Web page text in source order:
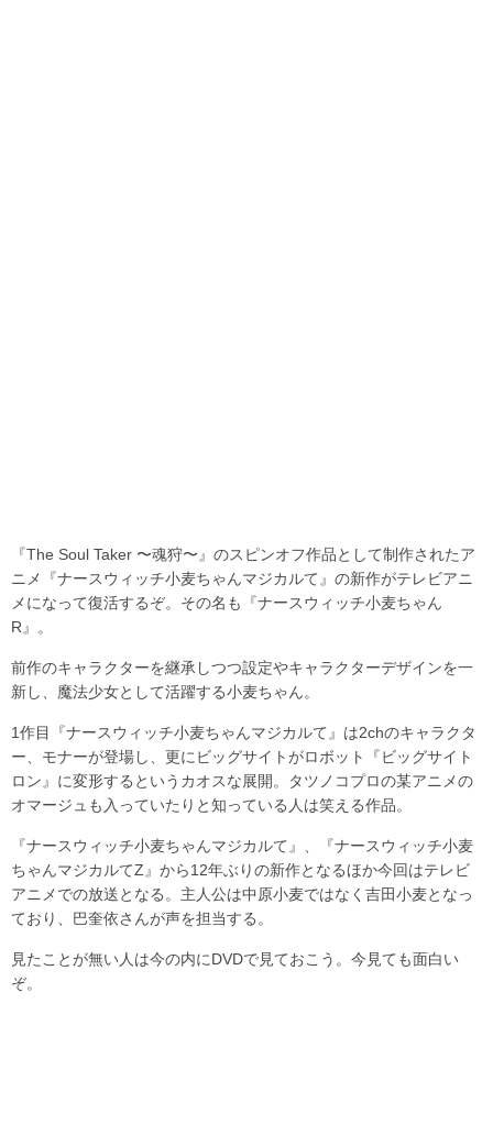
『The Soul Taker 〜魂狩〜』のスピンオフ作品として制作されたア
ニメ『ナースウィッチ小麦ちゃんマジカルて』の新作がテレビアニ
メになって復活するぞ。その名も『ナースウィッチ小麦ちゃん
R』。
前作のキャラクターを継承しつつ設定やキャラクターデザインを一
新し、魔法少女として活躍する小麦ちゃん。
1作目『ナースウィッチ小麦ちゃんマジカルて』は2chのキャラクタ
ー、モナーが登場し、更にビッグサイトがロボット『ビッグサイト
ロン』に変形するというカオスな展開。タツノコプロの某アニメの
オマージュも入っていたりと知っている人は笑える作品。
『ナースウィッチ小麦ちゃんマジカルて』、『ナースウィッチ小麦
ちゃんマジカルてZ』から12年ぶりの新作となるほか今回はテレビ
アニメでの放送となる。主人公は中原小麦ではなく吉田小麦となっ
ており、巴奎依さんが声を担当する。
見たことが無い人は今の内にDVDで見ておこう。今見ても面白い
ぞ。